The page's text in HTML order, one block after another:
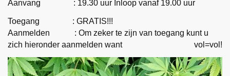
Aanvang : 19.30 uur Inloop vanaf 19.00 uur
Toegang : GRATIS!!!
Aanmelden : Om zeker te zijn van toegang kunt u
zich hieronder aanmelden want vol=vol!